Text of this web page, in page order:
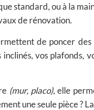
standard, ou à la
de rénovation.
de poncer
vos plafonds,
(mur, placo), elle
une seule pièce ?